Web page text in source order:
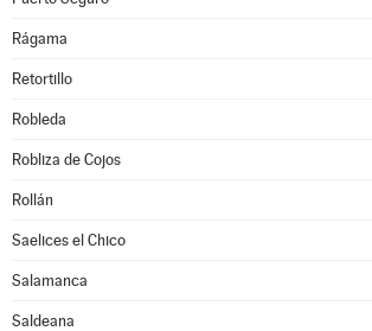
Rágama
Retortillo
Robleda
Robliza de Cojos
Rollán
Saelices el Chico
Salamanca
Saldeana